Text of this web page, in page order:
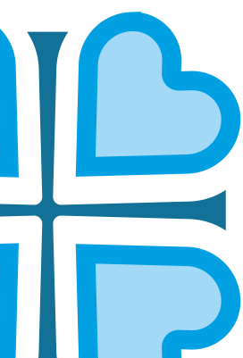
В РОДНОМ
КУЗНЕЦКОЙ
ГОРОДЕ: КАК В КУЗНЕЦКОЙ
ДЕТЯМ
Кузнецкой епархии
в этом году курс